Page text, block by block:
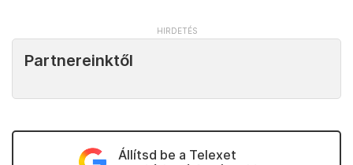
Partnereinktől
Állítsd be a Telexet